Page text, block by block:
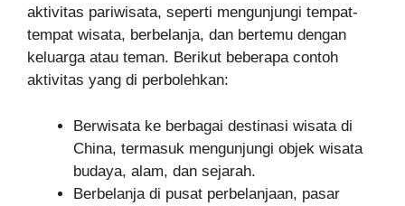
aktivitas pariwisata, seperti mengunjungi tempat-
tempat wisata, berbelanja, dan bertemu dengan
keluarga atau teman. Berikut beberapa contoh
aktivitas yang di perbolehkan:
Berwisata ke berbagai destinasi wisata di
China, termasuk mengunjungi objek wisata
budaya, alam, dan sejarah.
Berbelanja di pusat perbelanjaan, pasar